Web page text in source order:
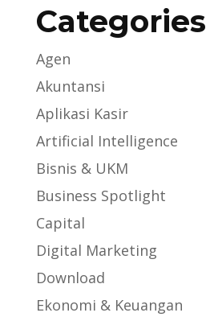
Categories
Agen
Akuntansi
Aplikasi Kasir
Artificial Intelligence
Bisnis & UKM
Business Spotlight
Capital
Digital Marketing
Download
Ekonomi & Keuangan